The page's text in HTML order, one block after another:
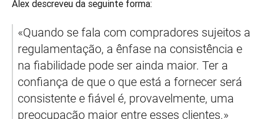
Alex descreveu da seguinte forma:
«Quando se fala com compradores sujeitos a
regulamentação, a ênfase na consistência e
na fiabilidade pode ser ainda maior. Ter a
confiança de que o que está a fornecer será
consistente e fiável é, provavelmente, uma
preocupação maior entre esses clientes.»